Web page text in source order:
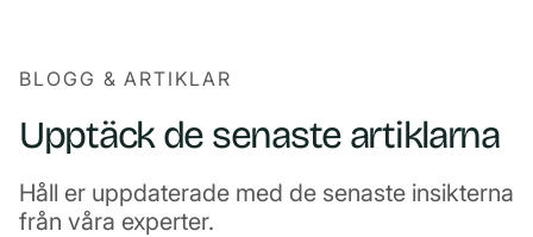
BLOGG & ARTIKLAR
Upptäck de senaste artiklarna
Håll er uppdaterade med de senaste insikterna
från våra experter.